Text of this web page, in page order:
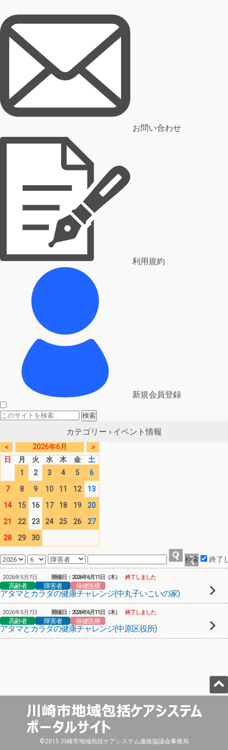
お問い合わせ
利用規約
新規会員登録
カテゴリー › イベント情報
< 2026年6月
>
日
月 火 水 木 金
土
1
2 3 4 5
6
7
8 9 10 11 12
13
14
15 16 17 18 19
20
21
22 23 24 25 26
27
28
29 30
終了
2026年5月7日
高齢者 障害者 保健医療
アタマとカラダの健康チャレンジ(中丸子いこいの家)
開催日：2026年6月11日（木） 終了しました
2026年5月7日
高齢者 障害者 保健医療
アタマとカラダの健康チャレンジ(中原区役所)
開催日：2026年6月11日（木） 終了しました
©2015 川崎市地域包括ケアシステム連絡協議会事務局